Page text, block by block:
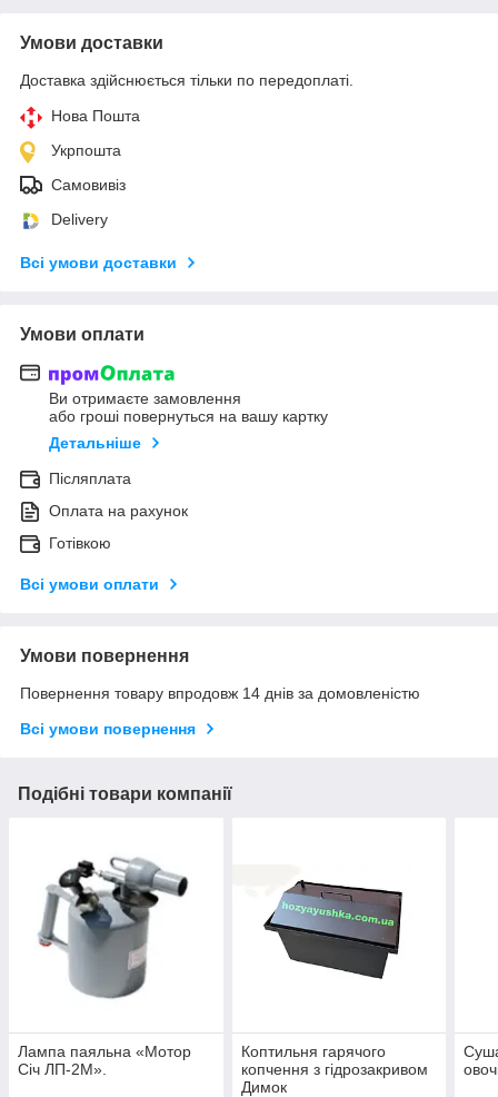
Умови доставки
Доставка здійснюється тільки по передоплаті.
Нова Пошта
Укрпошта
Самовивіз
Delivery
Всі умови доставки
Умови оплати
Ви отримаєте замовлення
або гроші повернуться на вашу картку
Детальніше
Післяплата
Оплата на рахунок
Готівкою
Всі умови оплати
Умови повернення
Повернення товару впродовж 14 днів за домовленістю
Всі умови повернення
Подібні товари компанії
Лампа паяльна «Мотор
Січ ЛП-2М».
Коптильня гарячого
копчення з гідрозакривом
Димок